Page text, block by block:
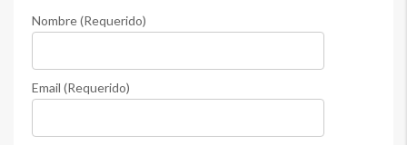
Nombre (Requerido)
Email (Requerido)